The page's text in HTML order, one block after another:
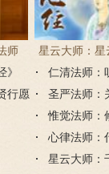
师
星云大师：星
《心经
仁清法师：
行愿
圣严法师：
惟觉法师：
心律法师：
星云大师：